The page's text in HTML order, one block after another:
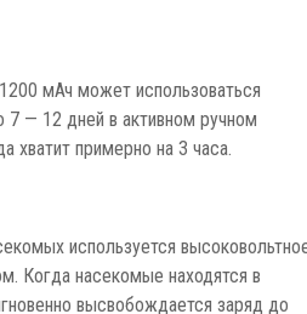
мАч может использоваться
7 — 12 дней в активном ручном
примерно на 3 часа.
используется
Когда насекомые находятся в
высвобождается заряд до